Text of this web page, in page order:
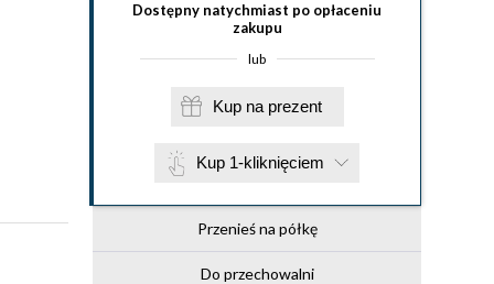
Dostępny natychmiast po opłaceniu
zakupu
lub
Kup na prezent
Kup 1-kliknięciem
Przenieś na półkę
Do przechowalni